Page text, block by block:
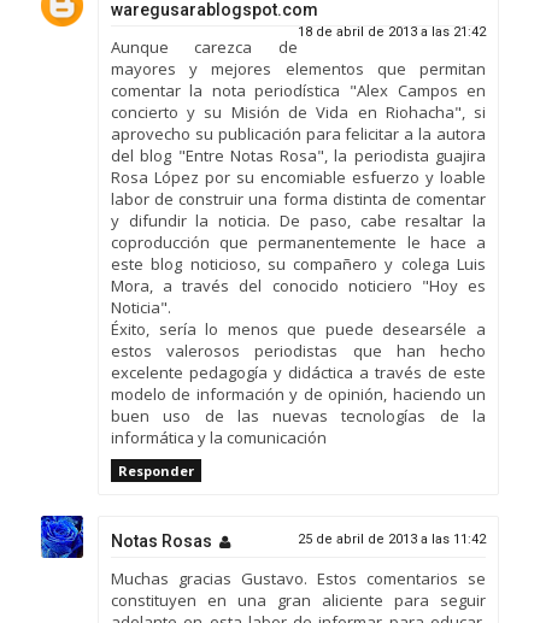
waregusarablogspot.com
18 de abril de 2013 a las 21:42
Aunque carezca de
mayores y mejores elementos que permitan
comentar la nota periodística "Alex Campos en
concierto y su Misión de Vida en Riohacha", si
aprovecho su publicación para felicitar a la autora
del blog "Entre Notas Rosa", la periodista guajira
Rosa López por su encomiable esfuerzo y loable
labor de construir una forma distinta de comentar
y difundir la noticia. De paso, cabe resaltar la
coproducción que permanentemente le hace a
este blog noticioso, su compañero y colega Luis
Mora, a través del conocido noticiero "Hoy es
Noticia".
Éxito, sería lo menos que puede desearséle a
estos valerosos periodistas que han hecho
excelente pedagogía y didáctica a través de este
modelo de información y de opinión, haciendo un
buen uso de las nuevas tecnologías de la
informática y la comunicación
Responder
Notas Rosas 25 de abril de 2013 a las 11:42
Muchas gracias Gustavo. Estos comentarios se
constituyen en una gran aliciente para seguir